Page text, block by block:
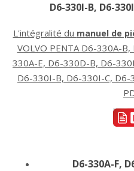
D6-330I-B, D6-
L'intégralité du manuel de
VOLVO PENTA D6-330A-
330A-E, D6-330D-B, D6-
D6-330I-B, D6-330I-C,
D6-330A-F,